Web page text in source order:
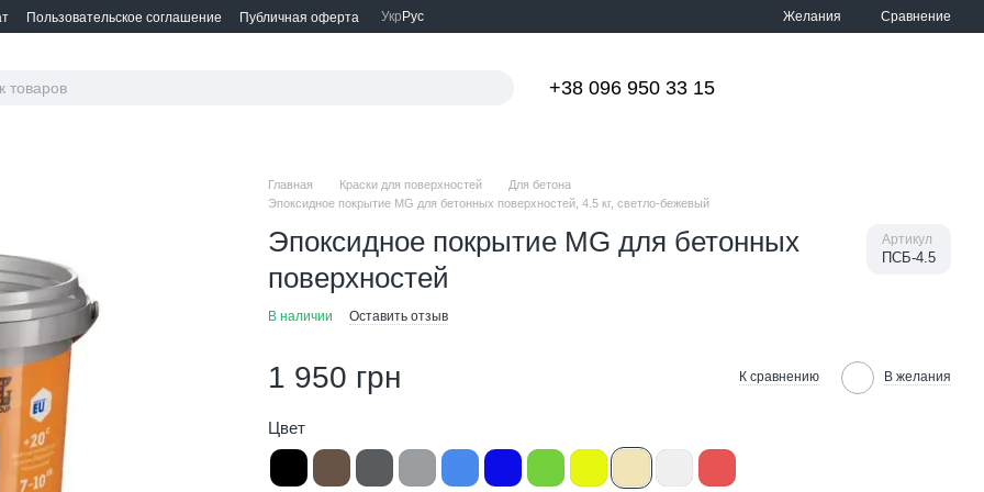
Пользовательское соглашение Публичная оферта Укр Рус Желания Сравнение
+38 096 950 33 15
Главная Краски для поверхностей
Для бетона
Эпоксидное покрытие MG для бетонных поверхностей, 4.5 кг, светло-бежевый
Эпоксидное покрытие MG для бетонных
поверхностей
Артикул
ПСБ-4.5
В наличии Оставить отзыв
1 950 грн К сравнению В желания
Цвет